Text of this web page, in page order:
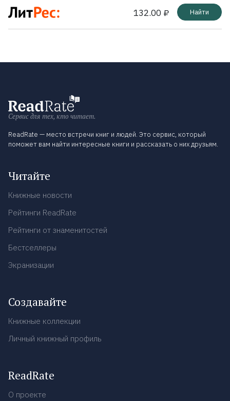
132.00 ₽ Найти
Сервис для тех, кто читает.
ReadRate — место встречи книг и людей. Это сервис, который
поможет вам найти интересные книги и рассказать о них друзьям.
Читайте
Книжные новости
Рейтинги ReadRate
Рейтинги от знаменитостей
Бестселлеры
Экранизации
Создавайте
Книжные коллекции
Личный книжный профиль
ReadRate
О проекте